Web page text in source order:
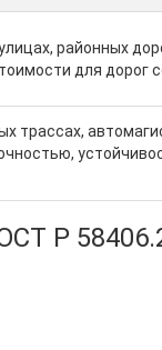
районных
для дорог
трассах,
Р